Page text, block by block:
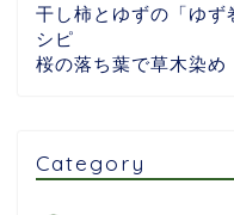
干し柿とゆずの「ゆず
シピ
桜の落ち葉で草木染め
Category